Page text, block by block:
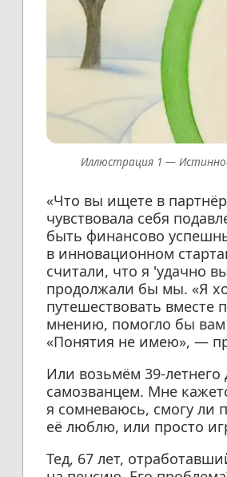
«Что вы ищете в
чувствовала себя
быть финансово
в инновационном
считали, что я 'удачно
продолжали бы мы. «Я
путешествовать вместе
мнению, помогло бы вам
«Понятия не имею», —
Или возьмём 39-
самозванцем. Мне
я сомневаюсь, смогу ли
её люблю, или просто
Тед, 67 лет,